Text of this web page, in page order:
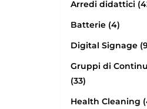
Arredi didattici
Batterie (4)
Digital Signage
Gruppi di
(33)
Health Cleaning